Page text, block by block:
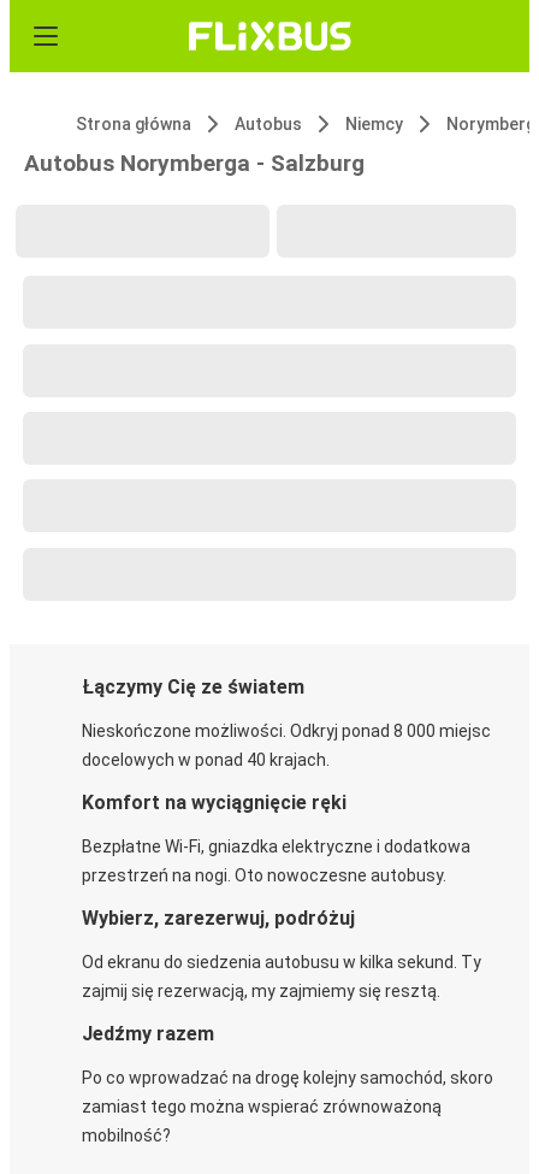
Strona główna Autobus Niemcy
Autobus Norymberga - Salzburg
Łączymy Cię ze światem
Nieskończone możliwości. Odkryj ponad 8 000 miejsc
docelowych w ponad 40 krajach.
Komfort na wyciągnięcie ręki
Bezpłatne Wi-Fi, gniazdka elektryczne i dodatkowa
przestrzeń na nogi. Oto nowoczesne autobusy.
Wybierz, zarezerwuj, podróżuj
Od ekranu do siedzenia autobusu w kilka sekund. Ty
zajmij się rezerwacją, my zajmiemy się resztą.
Jedźmy razem
Po co wprowadzać na drogę kolejny samochód, skoro
zamiast tego można wspierać zrównoważoną
mobilność?